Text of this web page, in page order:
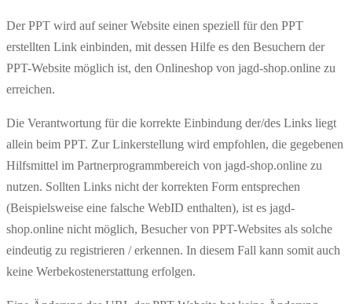
Der PPT wird auf seiner Website einen speziell für den PPT
erstellten Link einbinden, mit dessen Hilfe es den Besuchern der
PPT-Website möglich ist, den Onlineshop von jagd-shop.online zu
erreichen.
Die Verantwortung für die korrekte Einbindung der/des Links liegt
allein beim PPT. Zur Linkerstellung wird empfohlen, die gegebenen
Hilfsmittel im Partnerprogrammbereich von jagd-shop.online zu
nutzen. Sollten Links nicht der korrekten Form entsprechen
(Beispielsweise eine falsche WebID enthalten), ist es jagd-
shop.online nicht möglich, Besucher von PPT-Websites als solche
eindeutig zu registrieren / erkennen. In diesem Fall kann somit auch
keine Werbekostenerstattung erfolgen.